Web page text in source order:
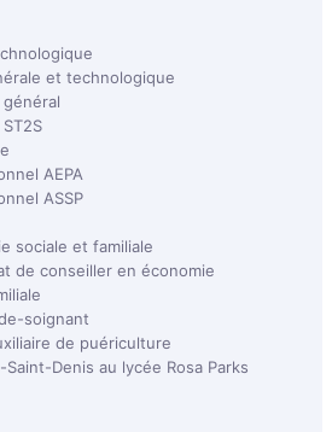
et technologique
général
AEPA
ASSP
sociale et familiale
de conseiller en économie
soignant
de puériculture
Saint-Denis au lycée Rosa Parks